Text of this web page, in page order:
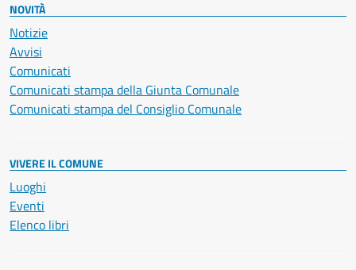
NOVITÀ
Notizie
Avvisi
Comunicati
Comunicati stampa della Giunta Comunale
Comunicati stampa del Consiglio Comunale
VIVERE IL COMUNE
Luoghi
Eventi
Elenco libri